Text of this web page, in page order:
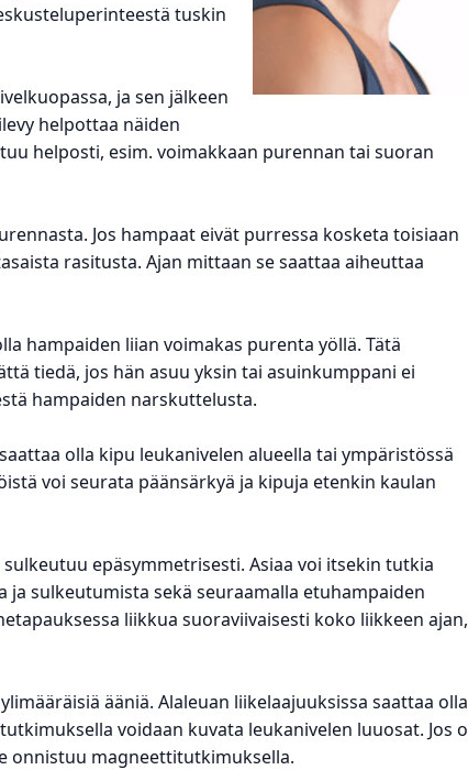
tuskin
ja sen jälkeen
helpottaa näiden
helposti, esim. voimakkaan purennan tai suoran
Jos hampaat eivät purressa kosketa toisiaan
rasitusta. Ajan mittaan se saattaa aiheuttaa
hampaiden liian voimakas purenta yöllä. Tätä
tiedä, jos hän asuu yksin tai asuinkumppani ei
hampaiden narskuttelusta.
olla kipu leukanivelen alueella tai ympäristössä
voi seurata päänsärkyä ja kipuja etenkin kaulan
epäsymmetrisesti. Asiaa voi itsekin tutkia
sulkeutumista sekä seuraamalla etuhampaiden
liikkua suoraviivaisesti koko liikkeen ajan,
ääniä. Alaleuan liikelaajuuksissa saattaa olla
voidaan kuvata leukanivelen luuosat. Jos
onnistuu magneettitutkimuksella.